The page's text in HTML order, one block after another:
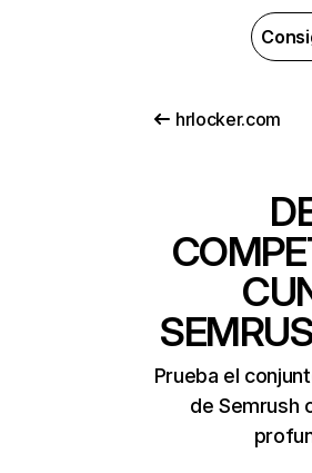
hrlocker.com
Prueba el
de Semrush